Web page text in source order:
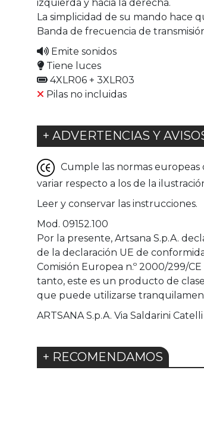
izquierda y hacia la derecha.
La simplicidad de su mando hace
Banda de frecuencia de
Emite sonidos
Tiene luces
4XLR06 + 3XLR03
Pilas no incluidas
+ ADVERTENCIAS Y
Cumple las normas europeas
variar respecto a los de la
Leer y conservar las instrucciones.
Mod. 09152.100
Por la presente, Artsana S.p.A.
de la declaración UE de
Comisión Europea n.º 2000/299/
tanto, este es un producto de clase
que puede utilizarse
ARTSANA S.p.A. Via Saldarini
+ RECOMENDAMOS